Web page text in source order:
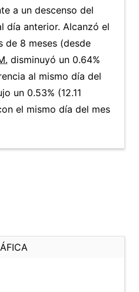
a un descenso del
día anterior. Alcanzó el
de 8 meses (desde
disminuyó un 0.64%
al mismo día del
un 0.53% (12.11
el mismo día del mes